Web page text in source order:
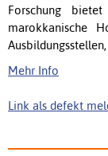
Forschung
marokkanische
Mehr Info
Link als defekt